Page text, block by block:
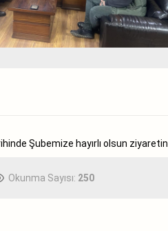
Şubemize hayırlı olsun
Okunma Sayısı: 250